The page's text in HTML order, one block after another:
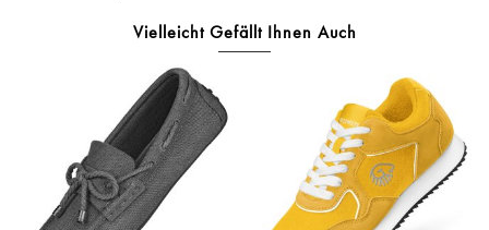
Vielleicht Gefällt Ihnen Auch